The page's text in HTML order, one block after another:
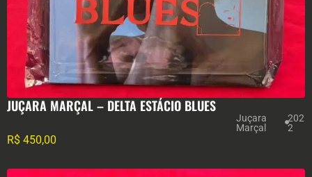
JUÇARA MARÇAL – DELTA ESTÁCIO BLUES
Juçara
Marçal
202
2
R$ 450,00